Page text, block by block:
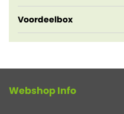
Voordeelbox
Webshop Info